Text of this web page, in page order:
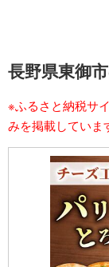
長野県東御
※ふるさと納税サ
みを掲載していま